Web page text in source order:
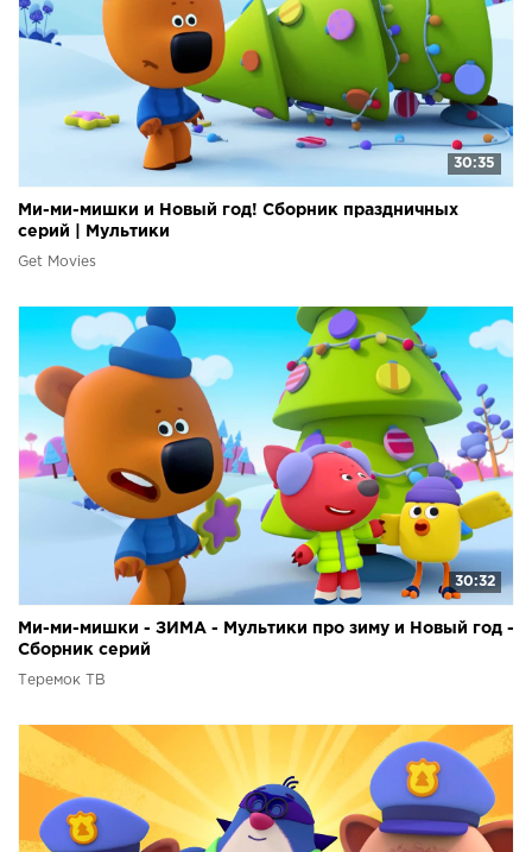
30:35
Ми-ми-мишки и Новый год! Сборник праздничных
серий | Мультики
Get Movies
30:32
Ми-ми-мишки - ЗИМА - Мультики про зиму и Новый год -
Сборник серий
Теремок ТВ